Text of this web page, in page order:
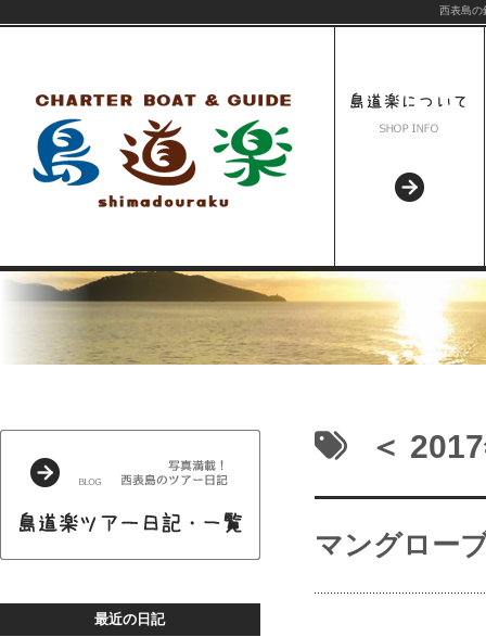
西表島の
最近の日記
＜ 2017
マングロー